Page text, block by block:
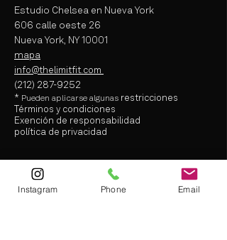
Estudio Chelsea en Nueva York
606 calle oeste 26
Nueva York, NY 10001
mapa
info@thelimitfit.com
(212) 287-9252
* Pueden aplicarse algunas restricciones
Términos y condiciones
Exención de responsabilidad
política de privacidad
info@thelimitfit.com
(212) 287-9252
Instagram Phone Email